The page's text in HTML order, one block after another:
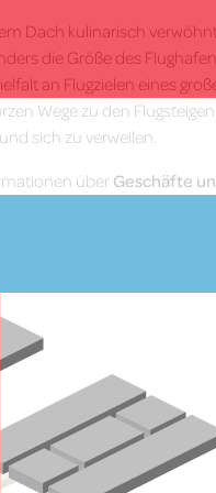
Dach kulinarisch
die Größe des
an Flugzielen eines
Wege zu den Flugsteigen
sich zu verweilen.
überGeschäfte